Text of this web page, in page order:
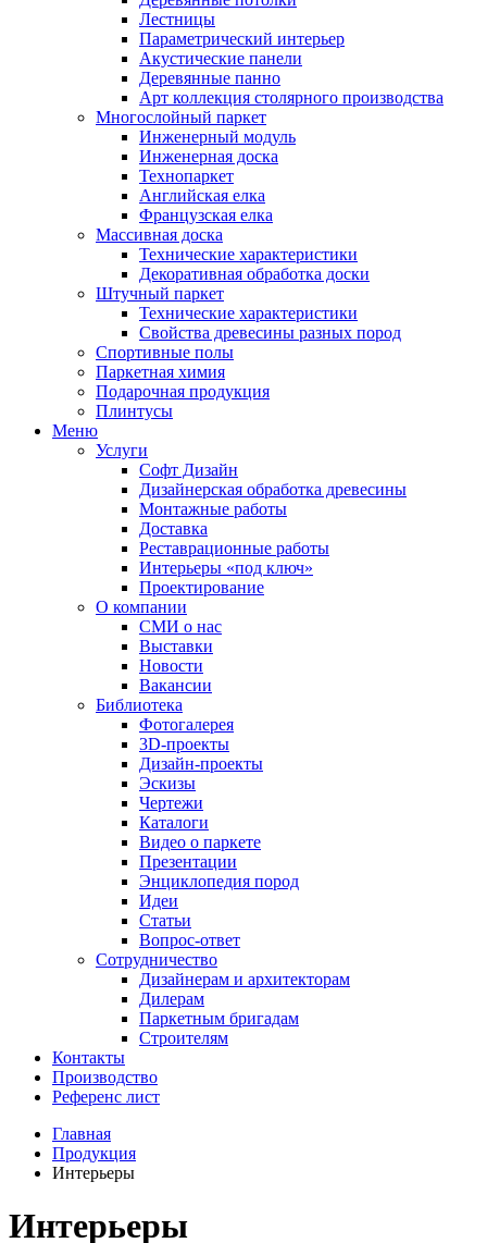
Лестницы
Параметрический интерьер
Акустические панели
Деревянные панно
Арт коллекция столярного производства
Многослойный паркет
Инженерный модуль
Инженерная доска
Технопаркет
Английская елка
Французская елка
Массивная доска
Технические характеристики
Декоративная обработка доски
Штучный паркет
Технические характеристики
Свойства древесины разных пород
Спортивные полы
Паркетная химия
Подарочная продукция
Плинтусы
Меню
Услуги
Софт Дизайн
Дизайнерская обработка древесины
Монтажные работы
Доставка
Реставрационные работы
Интерьеры «под ключ»
Проектирование
О компании
СМИ о нас
Выставки
Новости
Вакансии
Библиотека
Фотогалерея
3D-проекты
Дизайн-проекты
Эскизы
Чертежи
Каталоги
Видео о паркете
Презентации
Энциклопедия пород
Идеи
Статьи
Вопрос-ответ
Сотрудничество
Дизайнерам и архитекторам
Дилерам
Паркетным бригадам
Строителям
Контакты
Производство
Референс лист
Главная
Продукция
Интерьеры
Интерьеры